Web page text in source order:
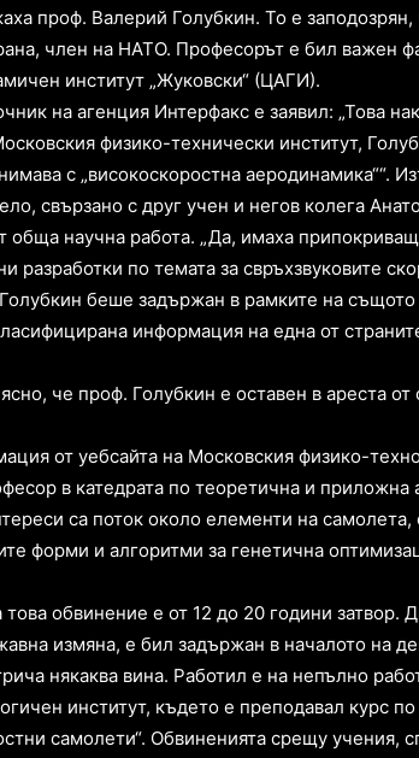
проф. Валерий Голубкин. То е
член на НАТО. Професорът е бил важен
институт „Жуковски“ (ЦАГИ).
на агенция Интерфакс е заявил: „Това
физико-технически институт,
с „високоскоростна аеродинамика““.
свързано с друг учен и негов колега
обща научна работа. „Да, имаха
разработки по темата за свръхзвуковите
беше задържан в рамките на
информация на една от
че проф. Голубкин е оставен в ареста
от уебсайта на Московския физико-
в катедрата по теоретична и
са поток около елементи на
форми и алгоритми за генетична
това обвинение е от 12 до 20 години затвор.
измяна, е бил задържан в началото на
някаква вина. Работил е на непълно
институт, където е преподавал курс
самолети“. Обвиненията срещу учения,